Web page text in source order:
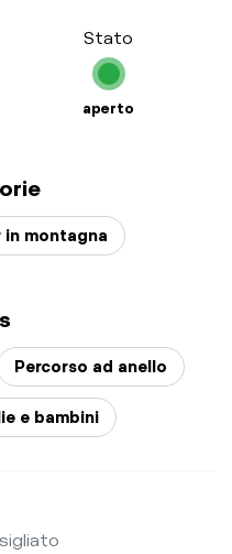
Stato
aperto
in montagna
Percorso ad anello
e bambini